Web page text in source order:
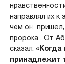
направлял их к
чем он
пророка . От
сказал: «Когда
принадлежит